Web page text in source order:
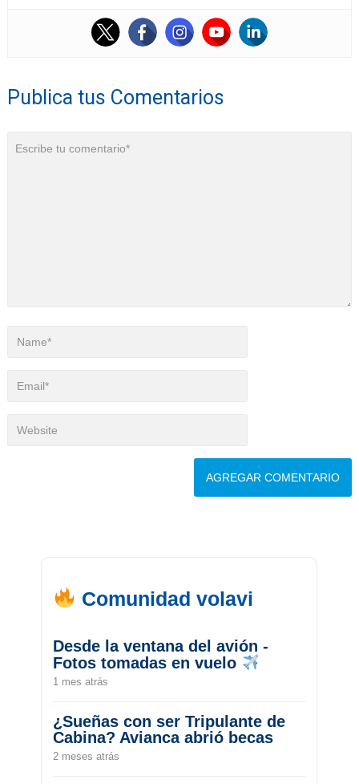
Publica tus Comentarios
Comunidad volavi
Desde la ventana del avión -
Fotos tomadas en vuelo
1 mes atrás
¿Sueñas con ser Tripulante de
Cabina? Avianca abrió becas
2 meses atrás